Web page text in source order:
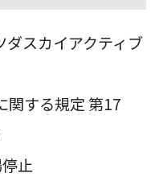
ダスカイアクティブ
関する規定 第17
止